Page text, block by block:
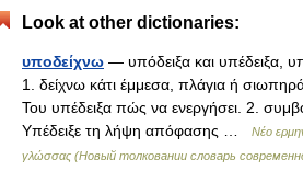
Look at other dictionaries:
υποδείχνω — υπόδειξα και υπέδειξα,
1. δείχνω κάτι έμμεσα, πλάγια ή
Του υπέδειξα πώς να ενεργήσει. 2.
Υπέδειξε τη λήψη απόφασης …
Νέο
γλώσσας (Новый толковании словарь